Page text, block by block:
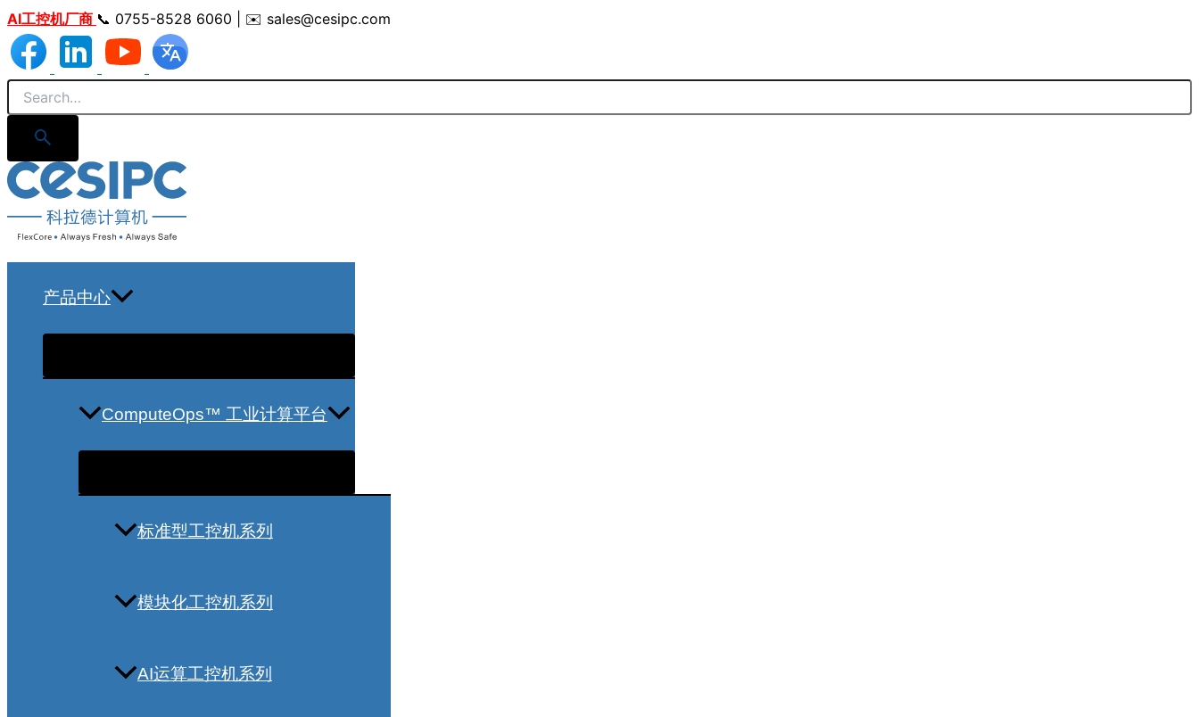
跳
至
内
容
AI工控机厂商 📞 0755-8528 6060 | ✉️ sales@cesipc.com
产品中心
ComputeOps™ 工业计算平台
标准型工控机系列
模块化工控机系列
AI运算工控机系列